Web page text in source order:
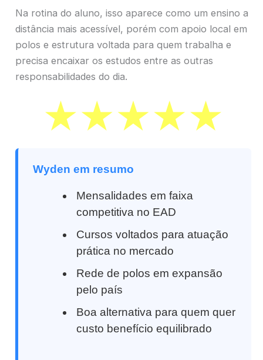
Na rotina do aluno, isso aparece como um ensino a
distância mais acessível, porém com apoio local em
polos e estrutura voltada para quem trabalha e
precisa encaixar os estudos entre as outras
responsabilidades do dia.
Wyden em resumo
Mensalidades em faixa
competitiva no EAD
Cursos voltados para atuação
prática no mercado
Rede de polos em expansão
pelo país
Boa alternativa para quem quer
custo benefício equilibrado